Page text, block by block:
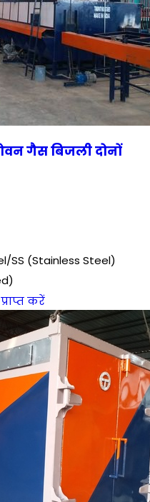
गैस बिजली दोनों
SS (Stainless Steel)
करें